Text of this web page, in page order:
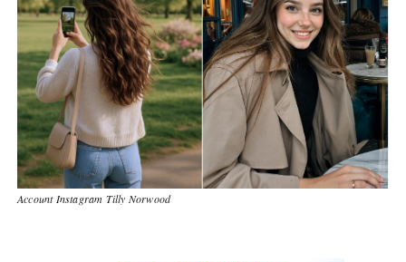
Account Instagram Tilly Norwood